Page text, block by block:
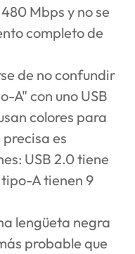
Mbps y no se
completo de
de no confundir
A" con uno USB
colores para
es
USB 2.0 tiene
tipo-A tienen 9
lengüeta negra
probable que